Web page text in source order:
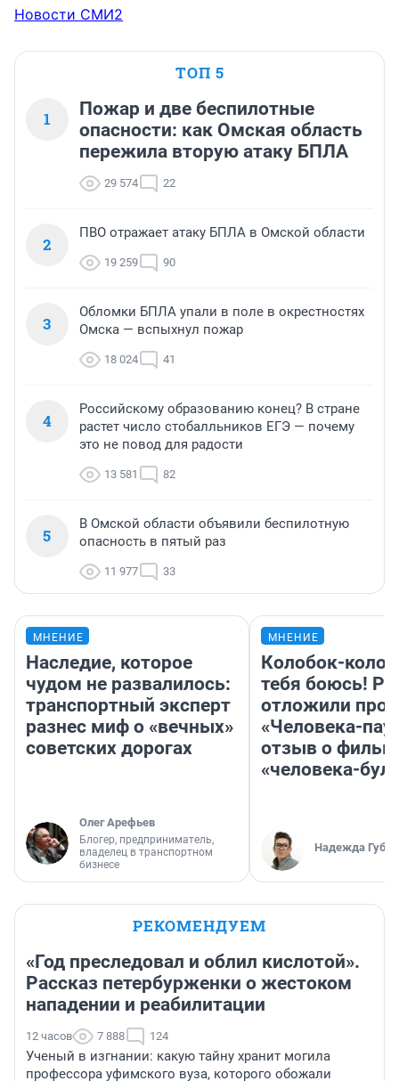
Новости СМИ2
ТОП 5
1
Пожар и две беспилотные
опасности: как Омская область
пережила вторую атаку БПЛА
29 574 22
2
ПВО отражает атаку БПЛА в Омской области
19 259 90
3
Обломки БПЛА упали в поле в окрестностях
Омска — вспыхнул пожар
18 024 41
4
Российскому образованию конец? В стране
растет число стобалльников ЕГЭ — почему
это не повод для радости
13 581 82
5
В Омской области объявили беспилотную
опасность в пятый раз
11 977 33
МНЕНИЕ
Наследие, которое
чудом не развалилось:
транспортный эксперт
разнес миф о «вечных»
советских дорогах
Олег Арефьев
Блогер, предприниматель,
владелец в транспортном
бизнесе
МНЕНИЕ
Колобок-
тебя боюсь!
отложили
«Человека-
отзыв о
«человека-
Надежда
РЕКОМЕНДУЕМ
«Год преследовал и облил кислотой».
Рассказ петербурженки о жестоком
нападении и реабилитации
12 часов 7 888 124
Ученый в изгнании: какую тайну хранит могила
профессора уфимского вуза, которого обожали